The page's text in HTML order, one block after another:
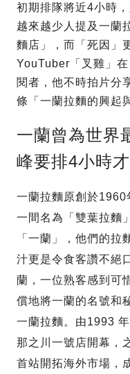
初期排隊將近4小時
越來越少人提及一蘭
麵店」，而「死因」
YouTuber「叉雞」
閱者，他不時拍片分
條「一蘭拉麵的興起
一蘭曾為世
峰要排4小時才
一蘭拉麵原創於1960
一間名為「雙葉拉麵
「一蘭」，他們的拉
汁更是令食客讚不絕
蘭，一位熟客感到可
償地將一蘭的名號和
一蘭拉麵。由1993
那之川一號店開幕，
首站開拓海外市場，